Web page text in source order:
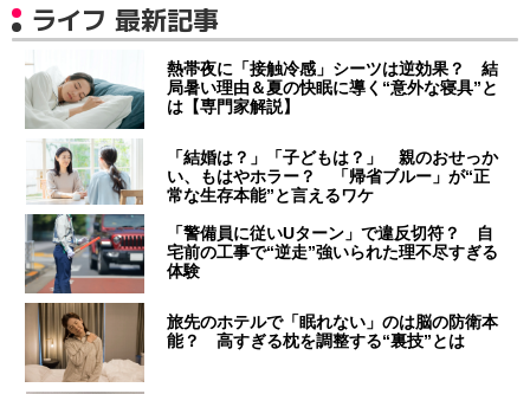
ライフ 最新記事
熱帯夜に「接触冷感」シーツは逆効果？ 結
局暑い理由＆夏の快眠に導く“意外な寝具”と
は【専門家解説】
「結婚は？」「子どもは？」 親のおせっか
い、もはやホラー？ 「帰省ブルー」が“正
常な生存本能”と言えるワケ
「警備員に従いUターン」で違反切符？ 自
宅前の工事で“逆走”強いられた理不尽すぎる
体験
旅先のホテルで「眠れない」のは脳の防衛本
能？ 高すぎる枕を調整する“裏技”とは